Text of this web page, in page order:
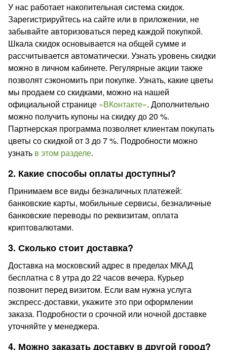
У нас работает накопительная система скидок.
Зарегистрируйтесь на сайте или в приложении, не
забывайте авторизоваться перед каждой покупкой.
Шкала скидок основывается на общей сумме и
рассчитывается автоматически. Узнать уровень скидки
можно в личном кабинете. Регулярные акции также
позволят сэкономить при покупке. Узнать, какие цветы
мы продаем со скидками, можно на нашей
официальной странице «ВКонтакте». Дополнительно
можно получить купоны на скидку до 20 %.
Партнерская программа позволяет клиентам покупать
цветы со скидкой от 3 до 7 %. Подробности можно
узнать в этом разделе.
2. Какие способы оплаты доступны?
Принимаем все виды безналичных платежей:
банковские карты, мобильные сервисы, безналичные
банковские переводы по реквизитам, оплата
криптовалютами.
3. Сколько стоит доставка?
Доставка на московский адрес в пределах МКАД
бесплатна с 8 утра до 22 часов вечера. Курьер
позвонит перед визитом. Если вам нужна услуга
экспресс-доставки, укажите это при оформлении
заказа. Подробности о срочной или ночной доставке
уточняйте у менеджера.
4. Можно заказать доставку в другой город?